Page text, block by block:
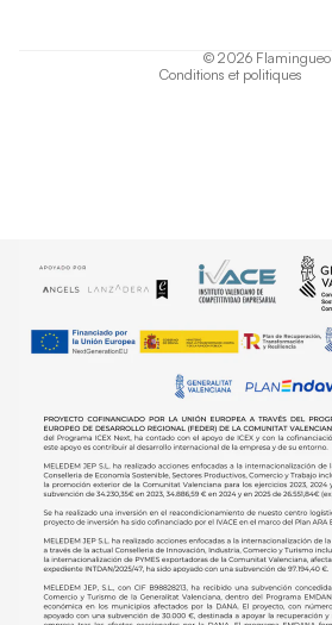
© 2026 Flamingueo
Conditions et politiques